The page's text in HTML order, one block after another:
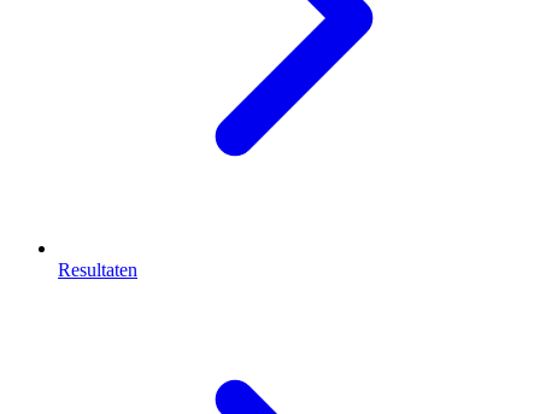
Resultaten